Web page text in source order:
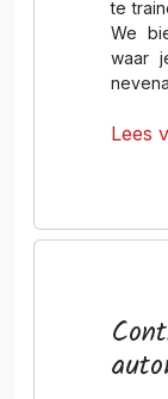
te
We
waar
Lees